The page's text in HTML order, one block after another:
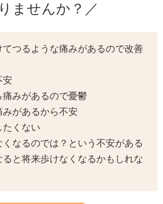
ませんか？／
てつるような痛みがあるので改善
安
みがあるので憂鬱
があるから不安
たくない
なるのでは？という不安がある
ると将来歩けなくなるかもしれな